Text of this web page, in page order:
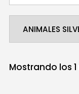
Mostrando los 1